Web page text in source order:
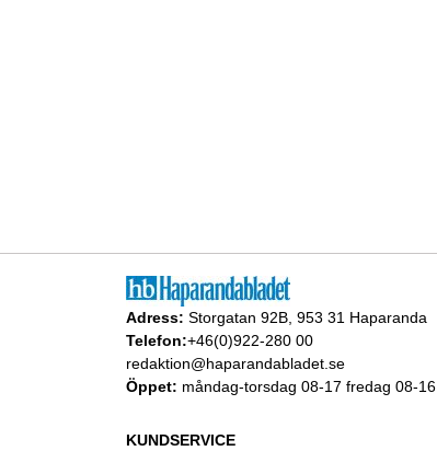
Adress: Storgatan 92B, 953 31 Haparanda
Telefon:+46(0)922-280 00
redaktion@haparandabladet.se
Öppet: måndag-torsdag 08-17 fredag 08-16
KUNDSERVICE